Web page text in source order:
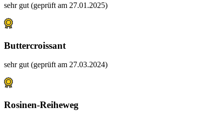
sehr gut (geprüft am 27.01.2025)
Buttercroissant
sehr gut (geprüft am 27.03.2024)
Rosinen-Reiheweg